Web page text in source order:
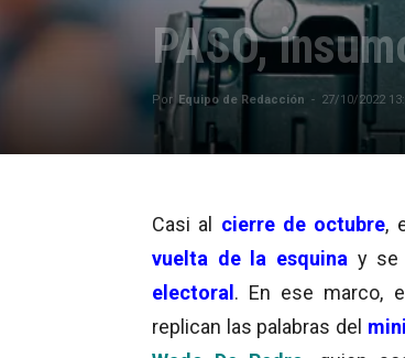
PASO,
Por Equipo de Redacción - 27/10/2022
Casi al cierre de octubre,
vuelta de la esquina y se
electoral. En ese marco,
replican las palabras del